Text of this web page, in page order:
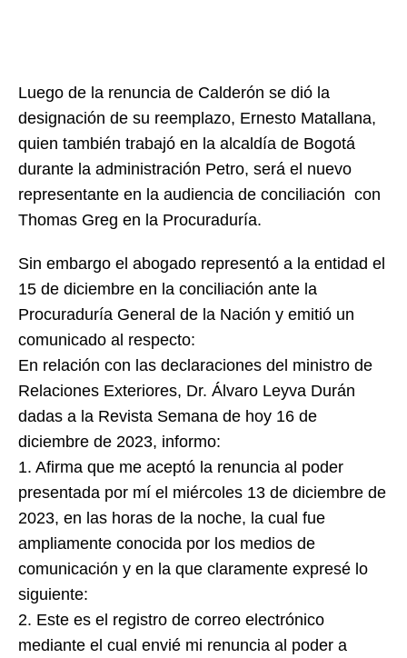
Luego de la renuncia de Calderón se dió la
designación de su reemplazo, Ernesto Matallana,
quien también trabajó en la alcaldía de Bogotá
durante la administración Petro, será el nuevo
representante en la audiencia de conciliación con
Thomas Greg en la Procuraduría.
Sin embargo el abogado representó a la entidad el
15 de diciembre en la conciliación ante la
Procuraduría General de la Nación y emitió un
comunicado al respecto:
En relación con las declaraciones del ministro de
Relaciones Exteriores, Dr. Álvaro Leyva Durán
dadas a la Revista Semana de hoy 16 de
diciembre de 2023, informo:
1. Afirma que me aceptó la renuncia al poder
presentada por mí el miércoles 13 de diciembre de
2023, en las horas de la noche, la cual fue
ampliamente conocida por los medios de
comunicación y en la que claramente expresé lo
siguiente:
2. Este es el registro de correo electrónico
mediante el cual envié mi renuncia al poder a